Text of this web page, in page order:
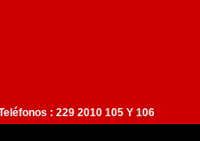
: 229 2010 105 Y 106